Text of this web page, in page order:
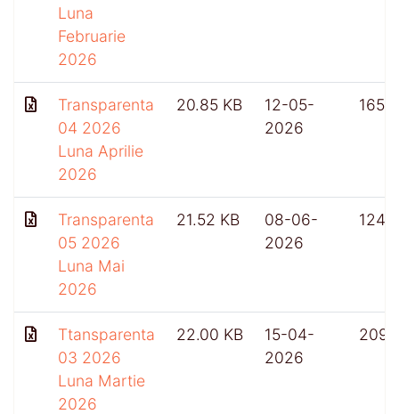
Luna
Februarie
2026
Transparenta
04 2026
Luna Aprilie
2026
20.85 KB
12-05-
2026
165
Transparenta
05 2026
Luna Mai
2026
21.52 KB
08-06-
2026
124
Ttansparenta
03 2026
Luna Martie
2026
22.00 KB
15-04-
2026
209